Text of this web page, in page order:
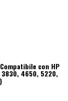
con HP
3830, 4650, 5220,